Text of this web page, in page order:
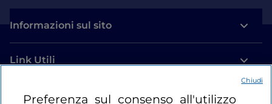
Informazioni sul sito
Link Utili
Login
Preferenza sul consenso all'utilizzo
Chiudi